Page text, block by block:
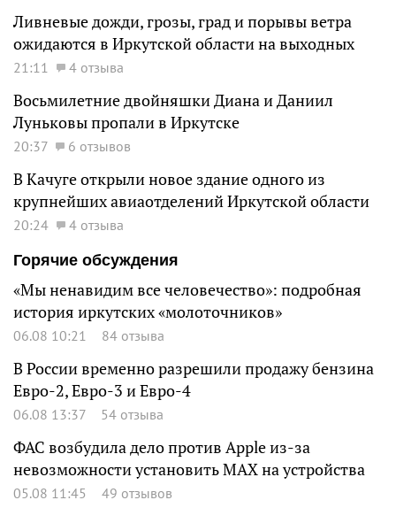
Ливневые дожди, грозы, град и порывы ветра
ожидаются в Иркутской области на выходных
21:11 4 отзыва
Восьмилетние двойняшки Диана и Даниил
Луньковы пропали в Иркутске
20:37 6 отзывов
В Качуге открыли новое здание одного из
крупнейших авиаотделений Иркутской области
20:24
4 отзыва
Горячие обсуждения
«Мы ненавидим все человечество»: подробная
история иркутских «молоточников»
06.08 10:21 84 отзыва
В России временно разрешили продажу бензина
Евро-2, Евро-3 и Евро-4
06.08 13:37 54 отзыва
ФАС возбудила дело против Apple из-за
невозможности установить MAX на устройства
05.08 11:45 49 отзывов